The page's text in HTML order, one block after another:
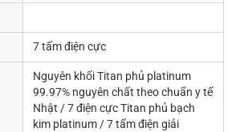
7 tấm điện cực
Nguyên khối Titan phủ platinum
99.97% nguyên chất theo chuẩn y tế
Nhật / 7 điện cực Titan phủ bạch
kim platinum / 7 tấm điện giải